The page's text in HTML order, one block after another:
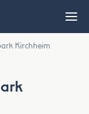
Kirchheim